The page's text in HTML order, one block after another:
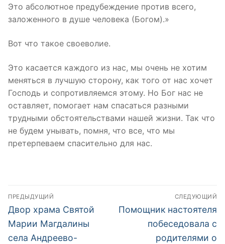
Это абсолютное предубеждение против всего,
заложенного в душе человека (Богом).»
Вот что такое своеволие.
Это касается каждого из нас, мы очень не хотим
меняться в лучшую сторону, как того от нас хочет
Господь и сопротивляемся этому. Но Бог нас не
оставляет, помогает нам спасаться разными
трудными обстоятельствами нашей жизни. Так что
не будем унывать, помня, что все, что мы
претерпеваем спасительно для нас.
Навигация
по
записям
ПРЕДЫДУЩИЙ
Предыдущая
запись:
Двор храма Святой
Марии Магдалины
села Андреево-
СЛЕДУЮЩИЙ
Следующая
Помощник настоятеля
побеседовала с
родителями о